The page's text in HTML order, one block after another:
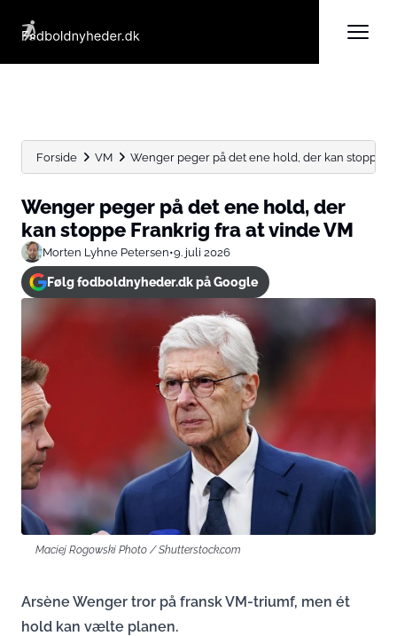
Forside VM Wenger peger på det ene hold, der kan stoppe
Wenger peger på det ene hold, der
kan stoppe Frankrig fra at vinde VM
Morten Lyhne Petersen•9. juli 2026
Følg fodboldnyheder.dk på Google
Maciej Rogowski Photo / Shutterstock.com
Arsène Wenger tror på fransk VM-triumf, men ét
hold kan vælte planen.